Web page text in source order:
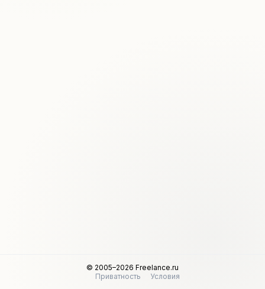
© 2005–2026 Freelance.ru
Приватность
Условия